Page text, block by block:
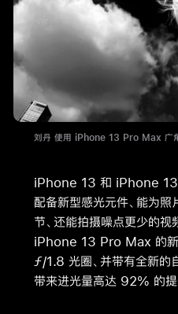
刘丹 使用 iPhone 13 Pro Max 广角
iPhone 13 和 iPhone 13
配备新型感光元件、能为
节、还能拍摄噪点更少的
iPhone 13 Pro Max 的新
ƒ/1.8 光圈、并带有全新的
带来进光量高达 92% 的提